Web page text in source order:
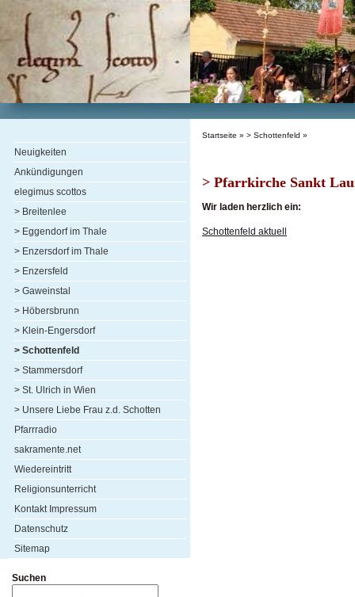
Neuigkeiten
Ankündigungen
elegimus scottos
> Breitenlee
> Eggendorf im Thale
> Enzersdorf im Thale
> Enzersfeld
> Gaweinstal
> Höbersbrunn
> Klein-Engersdorf
> Schottenfeld
> Stammersdorf
> St. Ulrich in Wien
> Unsere Liebe Frau z.d. Schotten
Pfarrradio
sakramente.net
Wiedereintritt
Religionsunterricht
Kontakt Impressum
Datenschutz
Sitemap
Suchen
Startseite » > Schottenfeld »
> Pfarrkirche Sankt
Wir laden herzlich ein:
Schottenfeld aktuell